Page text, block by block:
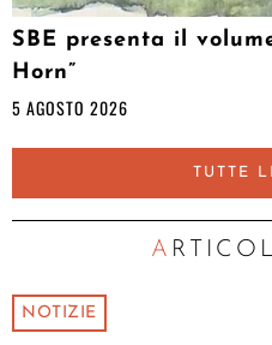
SBE presenta il
Horn”
5 AGOSTO 2026
TUTTE
NOTIZIE